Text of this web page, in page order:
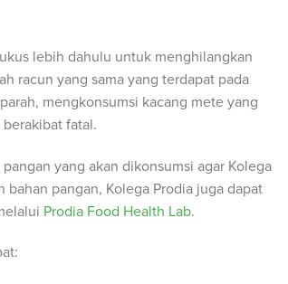
lebih dahulu untuk menghilangkan
racun yang sama yang terdapat pada
mengkonsumsi kacang mete yang
fatal.
yang akan dikonsumsi agar Kolega
pangan, Kolega Prodia juga dapat
Prodia Food Health Lab.